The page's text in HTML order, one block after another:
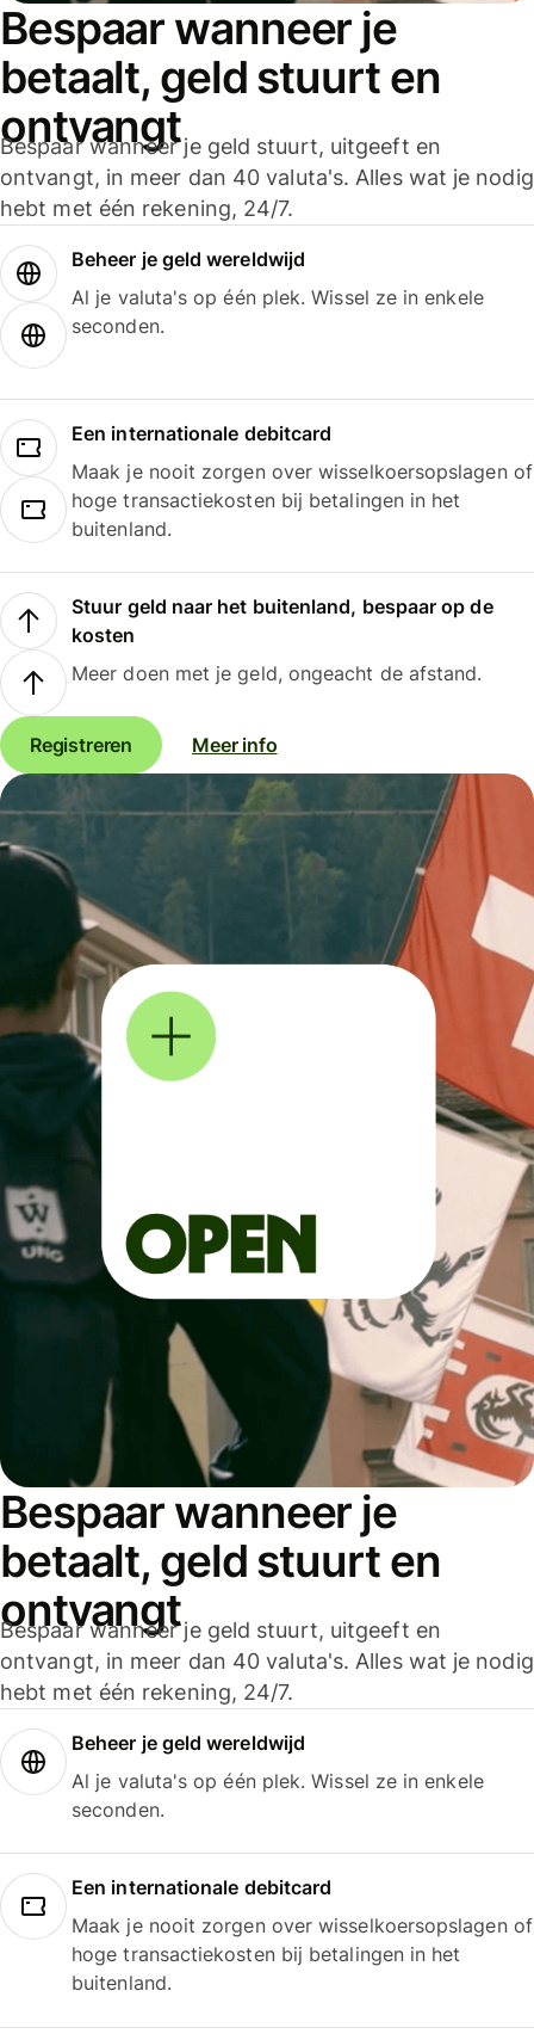
Bespaar wanneer je
betaalt, geld stuurt en
ontvangt
Bespaar wanneer je geld stuurt, uitgeeft en
ontvangt, in meer dan 40 valuta's. Alles wat je nodig
hebt met één rekening, 24/7.
Beheer je geld wereldwijd
Al je valuta's op één plek. Wissel ze in enkele
seconden.
Een internationale debitcard
Maak je nooit zorgen over wisselkoersopslagen of
hoge transactiekosten bij betalingen in het
buitenland.
Stuur geld naar het buitenland, bespaar op de
kosten
Meer doen met je geld, ongeacht de afstand.
Registreren Meer info
Bespaar wanneer je
betaalt, geld stuurt en
ontvangt
Bespaar wanneer je geld stuurt, uitgeeft en
ontvangt, in meer dan 40 valuta's. Alles wat je nodig
hebt met één rekening, 24/7.
Beheer je geld wereldwijd
Al je valuta's op één plek. Wissel ze in enkele
seconden.
Een internationale debitcard
Maak je nooit zorgen over wisselkoersopslagen of
hoge transactiekosten bij betalingen in het
buitenland.